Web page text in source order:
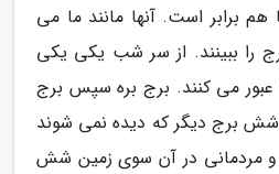
برابر است. آنها مانند ما می
را ببینند. از سر شب یکی یکی
می کنند. برج بره سپس برج
شش برج دیگر که دیده نمی شوند
مردمانی در آن سوی زمین شش